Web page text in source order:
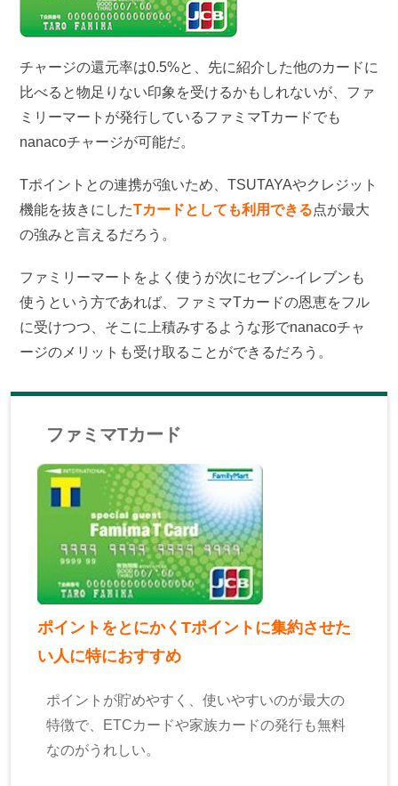
チャージの還元率は0.5%と、先に紹介した他のカードに
比べると物足りない印象を受けるかもしれないが、ファ
ミリーマートが発行しているファミマTカードでも
nanacoチャージが可能だ。
Tポイントとの連携が強いため、TSUTAYAやクレジット
機能を抜きにしたTカードとしても利用できる点が最大
の強みと言えるだろう。
ファミリーマートをよく使うが次にセブン-イレブンも
使うという方であれば、ファミマTカードの恩恵をフル
に受けつつ、そこに上積みするような形でnanacoチャ
ージのメリットも受け取ることができるだろう。
ファミマTカード
ポイントをとにかくTポイントに集約させた
い人に特におすすめ
ポイントが貯めやすく、使いやすいのが最大の
特徴で、ETCカードや家族カードの発行も無料
なのがうれしい。